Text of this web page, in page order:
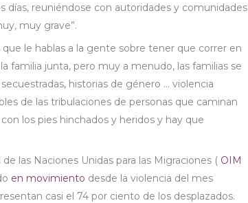
días, reuniéndose con autoridades y comunidades
muy grave”.
le hablas a la gente sobre tener que correr en
familia junta, pero muy a menudo, las familias se
historias de género … violencia
de las tribulaciones de personas que caminan
los pies hinchados y heridos y hay que
las Naciones Unidas para las Migraciones ( OIM
en movimiento desde la violencia del mes
casi el 74 por ciento de los desplazados.